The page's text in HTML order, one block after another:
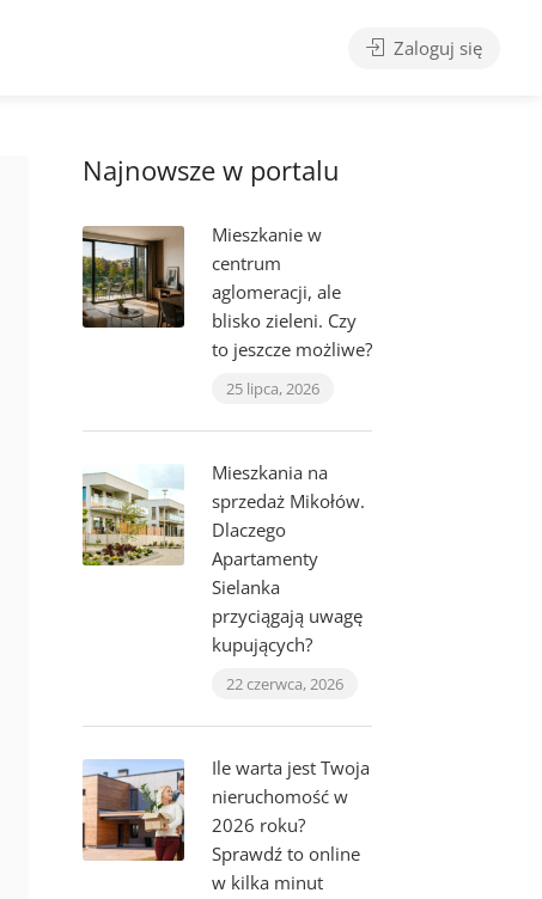
Zaloguj się
Najnowsze w portalu
Mieszkanie w
centrum
aglomeracji, ale
blisko zieleni. Czy
to jeszcze możliwe?
25 lipca, 2026
Mieszkania na
sprzedaż Mikołów.
Dlaczego
Apartamenty
Sielanka
przyciągają uwagę
kupujących?
22 czerwca, 2026
Ile warta jest Twoja
nieruchomość w
2026 roku?
Sprawdź to online
w kilka minut